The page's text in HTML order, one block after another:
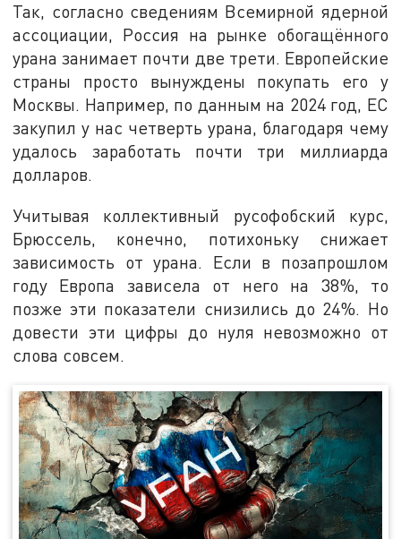
Так, согласно сведениям Всемирной ядерной
ассоциации, Россия на рынке обогащённого
урана занимает почти две трети. Европейские
страны просто вынуждены покупать его у
Москвы. Например, по данным на 2024 год, ЕС
закупил у нас четверть урана, благодаря чему
удалось заработать почти три миллиарда
долларов.
Учитывая коллективный русофобский курс,
Брюссель, конечно, потихоньку снижает
зависимость от урана. Если в позапрошлом
году Европа зависела от него на 38%, то
позже эти показатели снизились до 24%. Но
довести эти цифры до нуля невозможно от
слова совсем.